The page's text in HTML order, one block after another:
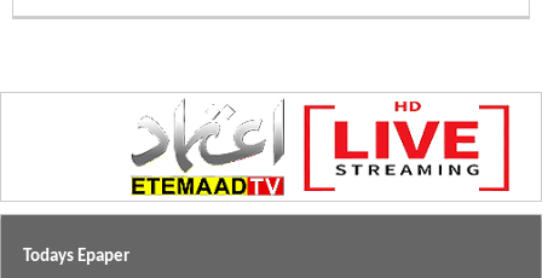
Todays Epaper